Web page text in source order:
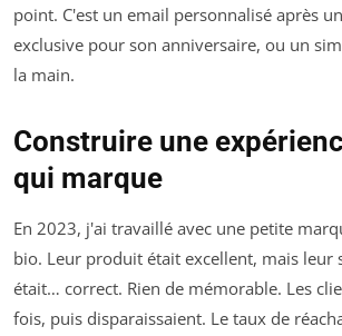
point. C'est un email personnalisé après
exclusive pour son anniversaire, ou un
la main.
Construire une
qui marque
En 2023, j'ai travaillé avec une petite
bio. Leur produit était excellent, mais leur
était… correct. Rien de mémorable. Les
fois, puis disparaissaient. Le taux de